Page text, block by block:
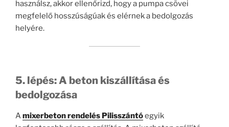
használsz, akkor ellenőrizd, hogy a pumpa csövei
megfelelő hosszúságúak és elérnek a bedolgozás
helyére.
5. lépés: A beton kiszállítása és
bedolgozása
Amixerbeton rendelés Pilisszántóegyik